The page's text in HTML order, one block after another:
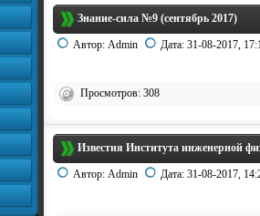
Знание-сила №9 (сентябрь 2017)
Автор:Admin Дата:31-08-2017,
Просмотров: 308
Известия Института инженерной
Автор:Admin Дата:31-08-2017,